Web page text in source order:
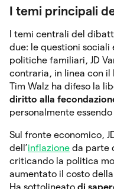
I temi principali
I temi centrali del
due: le questioni sociali
politiche familiari, JD
contraria, in linea con
Tim Walz ha difeso la
diritto alla
personalmente
Sul fronte economico,
dell’inflazione da parte
criticando la politica
aumentato il costo
Ha sottolineato di